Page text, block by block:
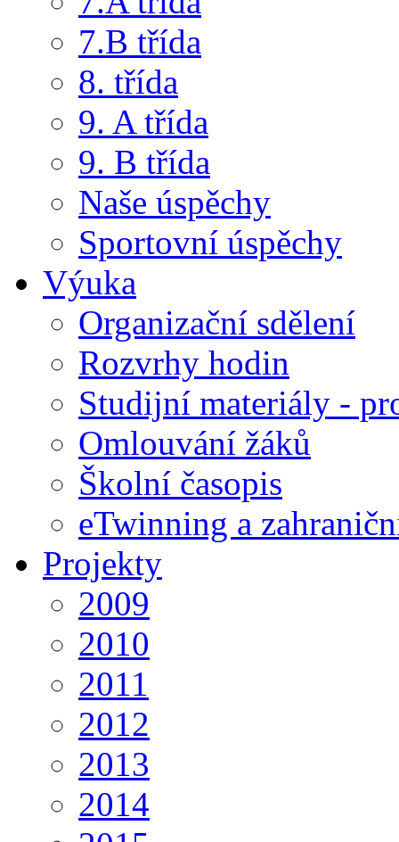
7.B třída
8. třída
9. A třída
9. B třída
Naše úspěchy
Sportovní úspěchy
Výuka
Organizační sdělení
Rozvrhy hodin
Studijní materiály -
Omlouvání žáků
Školní časopis
eTwinning a
Projekty
2009
2010
2011
2012
2013
2014